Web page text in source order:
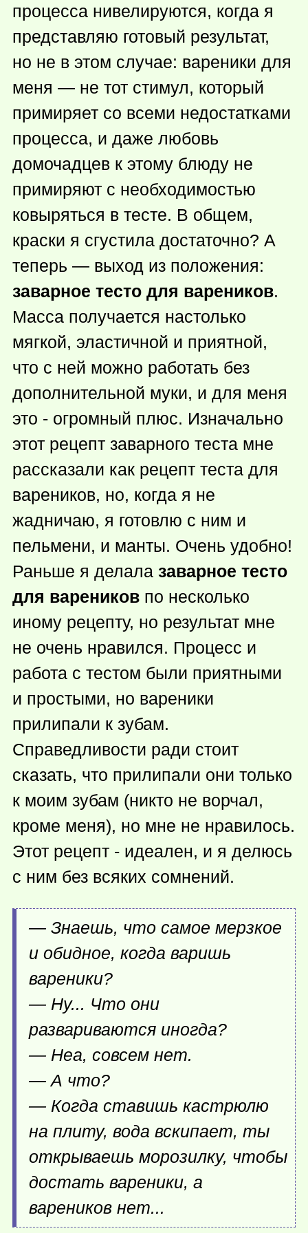
процесса нивелируются, когда я
представляю готовый результат,
но не в этом случае: вареники для
меня — не тот стимул, который
примиряет со всеми недостатками
процесса, и даже любовь
домочадцев к этому блюду не
примиряют с необходимостью
ковыряться в тесте. В общем,
краски я сгустила достаточно? А
теперь — выход из положения:
заварное тесто для вареников.
Масса получается настолько
мягкой, эластичной и приятной,
что с ней можно работать без
дополнительной муки, и для меня
это - огромный плюс. Изначально
этот рецепт заварного теста мне
рассказали как рецепт теста для
вареников, но, когда я не
жадничаю, я готовлю с ним и
пельмени, и манты. Очень удобно!
Раньше я делала заварное тесто
для вареников по несколько
иному рецепту, но результат мне
не очень нравился. Процесс и
работа с тестом были приятными
и простыми, но вареники
прилипали к зубам.
Справедливости ради стоит
сказать, что прилипали они только
к моим зубам (никто не ворчал,
кроме меня), но мне не нравилось.
Этот рецепт - идеален, и я делюсь
с ним без всяких сомнений.
— Знаешь, что самое мерзкое
и обидное, когда варишь
вареники?
— Ну... Что они
развариваются иногда?
— Неа, совсем нет.
— А что?
— Когда ставишь кастрюлю
на плиту, вода вскипает, ты
открываешь морозилку, чтобы
достать вареники, а
вареников нет...